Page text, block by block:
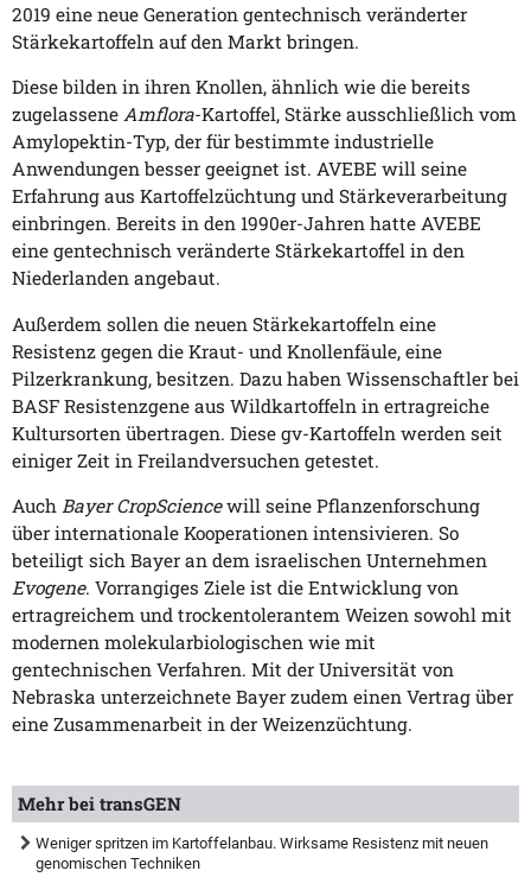
2019 eine neue Generation gentechnisch veränderter
Stärkekartoffeln auf den Markt bringen.
Diese bilden in ihren Knollen, ähnlich wie die bereits
zugelassene Amflora-Kartoffel, Stärke ausschließlich vom
Amylopektin-Typ, der für bestimmte industrielle
Anwendungen besser geeignet ist. AVEBE will seine
Erfahrung aus Kartoffelzüchtung und Stärkeverarbeitung
einbringen. Bereits in den 1990er-Jahren hatte AVEBE
eine gentechnisch veränderte Stärkekartoffel in den
Niederlanden angebaut.
Außerdem sollen die neuen Stärkekartoffeln eine
Resistenz gegen die Kraut- und Knollenfäule, eine
Pilzerkrankung, besitzen. Dazu haben Wissenschaftler bei
BASF Resistenzgene aus Wildkartoffeln in ertragreiche
Kultursorten übertragen. Diese gv-Kartoffeln werden seit
einiger Zeit in Freilandversuchen getestet.
Auch Bayer CropSciencewill seine Pflanzenforschung
über internationale Kooperationen intensivieren. So
beteiligt sich Bayer an dem israelischen Unternehmen
Evogene. Vorrangiges Ziele ist die Entwicklung von
ertragreichem und trockentolerantem Weizen sowohl mit
modernen molekularbiologischen wie mit
gentechnischen Verfahren. Mit der Universität von
Nebraska unterzeichnete Bayer zudem einen Vertrag über
eine Zusammenarbeit in der Weizenzüchtung.
Mehr bei transGEN
Weniger spritzen im Kartoffelanbau. Wirksame Resistenz mit neuen
genomischen Techniken